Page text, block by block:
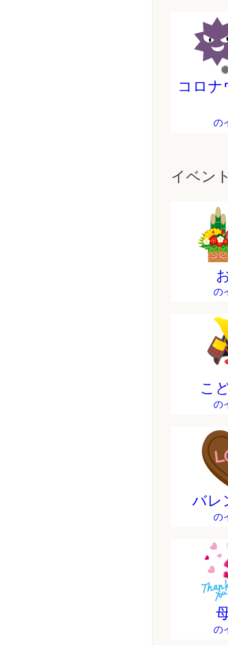
コロナ
の
イベン
の
こ
の
バレ
の
の